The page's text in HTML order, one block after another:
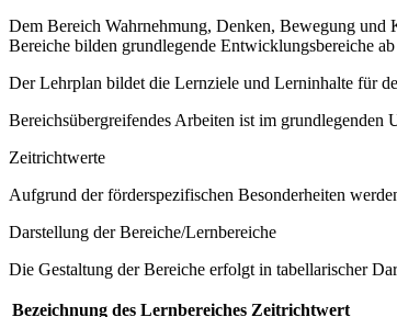
Dem Bereich Wahrnehmung, Denken, Bewegung und
Bereiche bilden grundlegende Entwicklungsbereiche
Der Lehrplan bildet die Lernziele und Lerninhalte für
Bereichsübergreifendes Arbeiten ist im grundlegenden
Zeitrichtwerte
Aufgrund der förderspezifischen Besonderheiten
Darstellung der Bereiche/Lernbereiche
Die Gestaltung der Bereiche erfolgt in tabellarischer
Bezeichnung des Lernbereiches Zeitrichtwert